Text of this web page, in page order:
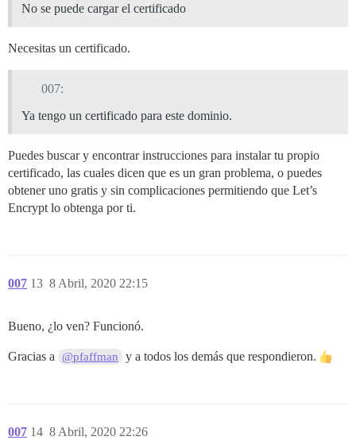
No se puede cargar el certificado
Necesitas un certificado.
007:
Ya tengo un certificado para este dominio.
Puedes buscar y encontrar instrucciones para instalar tu propio
certificado, las cuales dicen que es un gran problema, o puedes
obtener uno gratis y sin complicaciones permitiendo que Let’s
Encrypt lo obtenga por ti.
007 8 Abril, 2020 22:15
13
Bueno, ¿lo ven? Funcionó.
Gracias a @pfaffman y a todos los demás que respondieron.
007 8 Abril, 2020 22:26
14